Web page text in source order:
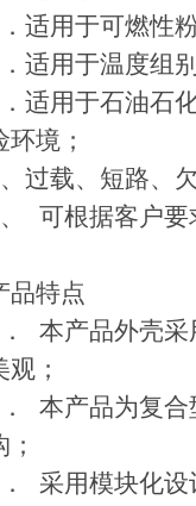
适用于可燃性
适用于温度组
适用于石油石
环境；
过载、短路、
可根据客户要
品特点
本产品外壳采
观；
本产品为复合
；
采用模块化设